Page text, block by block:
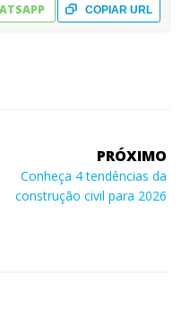
COPIAR URL
PRÓXIMO
Conheça 4 tendências da
construção civil para 2026